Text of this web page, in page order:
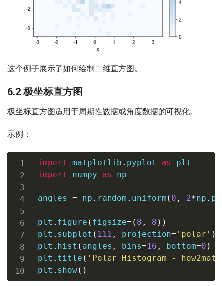
这个例子展示了如何绘制二维直方图。
6.2 极坐标直方图
极坐标直方图适用于周期性数据或角度数据的可视化。
示例：
import matplotlib . pyplot as
import numpy as np
angles = np . random . uniform ( 0 , 2*np . pi
plt . figure ( figsize= ( 8 , 8 ) )
plt . subplot ( 111 , projection= 'polar' )
plt . hist ( angles , bins=16 , bottom=0 )
plt . title ( 'Polar Histogram -
plt . show( )